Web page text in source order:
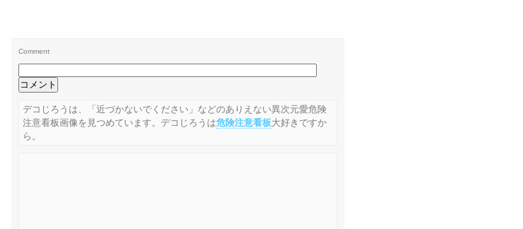
Comment
デコじろうは、「近づかないでください」などのありえない異次元愛危険
注意看板画像を見つめています。デコじろうは危険注意看板大好きですか
ら。